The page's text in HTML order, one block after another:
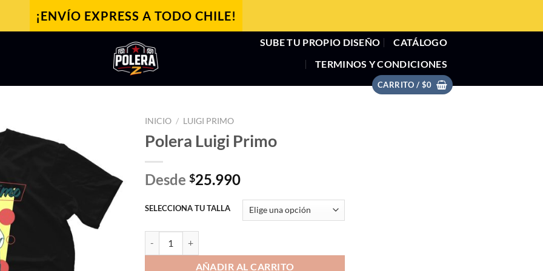
¡ENVÍO EXPRESS A TODO CHILE!
SUBE TU PROPIO DISEÑO
CATÁLOGO
TERMINOS Y CONDICIONES
CARRITO / $0
INICIO / LUIGI PRIMO
Polera Luigi Primo
Desde $25.990
SELECCIONA TU TALLA
AÑADIR AL CARRITO